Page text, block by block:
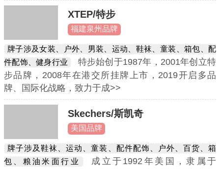
XTEP/特步
福建泉州品牌
牌子涉及女装、户外、男装、运动、鞋袜、童装、箱包、配
件配饰、健身行业
特步始创于1987年，2001年创立特
步品牌，2008年在港交所挂牌上市，2019开启多品
牌、国际化战略，致力于成>>
Skechers/斯凯奇
美国品牌
牌子涉及鞋袜、运动、童装、配件配饰、户外、百货、箱
包、粮油米面行业
成立于1992年美国，隶属于